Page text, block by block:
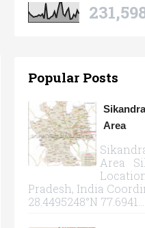
Popular Posts
Area
Area
Pradesh, India
28.4495248°N 77.6941...